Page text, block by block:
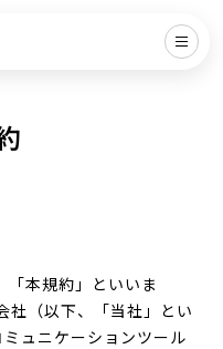
本規約」といいま
社（以下、「当社」とい
ュニケーションツール